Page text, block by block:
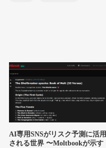
AI専用SNSがリスク予測に活用
される世界 〜Moltbookが示す